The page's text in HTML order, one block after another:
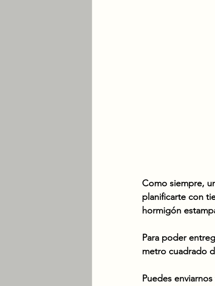
Como siempre,
planificarte con
hormigón
Para poder
metro cuadrado
Puedes